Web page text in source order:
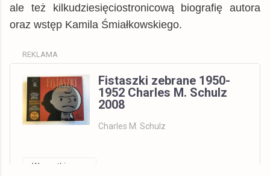
ale też kilkudziesięciostronicową biografię autora
oraz wstęp Kamila Śmiałkowskiego.
REKLAMA
Fistaszki zebrane 1950-
1952 Charles M. Schulz
2008
Charles M. Schulz
Wszystkie